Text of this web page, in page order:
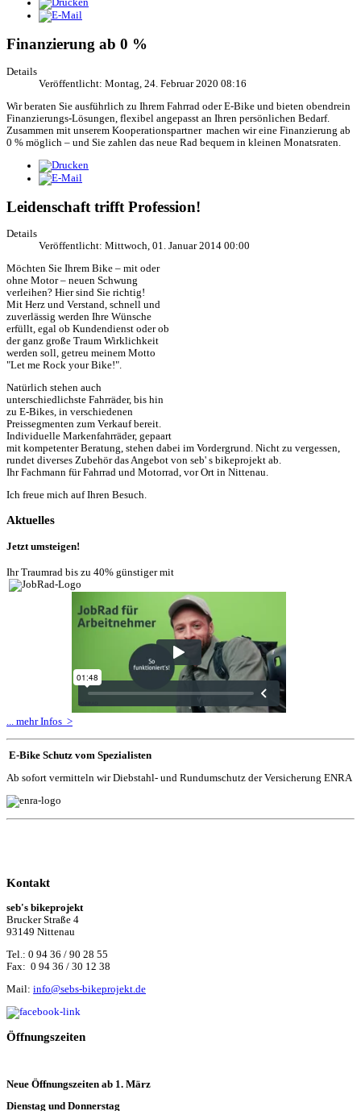
Finanzierung ab 0 %
Details
Veröffentlicht: Montag, 24. Februar 2020 08:16
Wir beraten Sie ausführlich zu Ihrem Fahrrad oder E-Bike und bieten obendrein
Finanzierungs-Lösungen, flexibel angepasst an Ihren persönlichen Bedarf.
Zusammen mit unserem Kooperationspartner machen wir eine Finanzierung ab
0 % möglich – und Sie zahlen das neue Rad bequem in kleinen Monatsraten.
Leidenschaft trifft Profession!
Details
Veröffentlicht: Mittwoch, 01. Januar 2014 00:00
Möchten Sie Ihrem Bike – mit oder
ohne Motor – neuen Schwung
verleihen? Hier sind Sie richtig!
Mit Herz und Verstand, schnell und
zuverlässig werden Ihre Wünsche
erfüllt, egal ob Kundendienst oder ob
der ganz große Traum Wirklichkeit
werden soll, getreu meinem Motto
"Let me Rock your Bike!".
Natürlich stehen auch
unterschiedlichste Fahrräder, bis hin
zu E-Bikes, in verschiedenen
Preissegmenten zum Verkauf bereit.
Individuelle Markenfahrräder, gepaart
mit kompetenter Beratung, stehen dabei im Vordergrund. Nicht zu vergessen,
rundet diverses Zubehör das Angebot von seb' s bikeprojekt ab.
Ihr Fachmann für Fahrrad und Motorrad, vor Ort in Nittenau.
Ich freue mich auf Ihren Besuch.
Aktuelles
Jetzt umsteigen!
Ihr Traumrad bis zu 40% günstiger mit
... mehr Infos >
E-Bike Schutz vom Spezialisten
Ab sofort vermitteln wir Diebstahl- und Rundumschutz der Versicherung ENRA
Kontakt
seb's bikeprojekt
Brucker Straße 4
93149 Nittenau
Tel.: 0 94 36 / 90 28 55
Fax: 0 94 36 / 30 12 38
Mail: info@sebs-bikeprojekt.de
Öffnungszeiten
Neue Öffnungszeiten ab 1. März
Dienstag und Donnerstag